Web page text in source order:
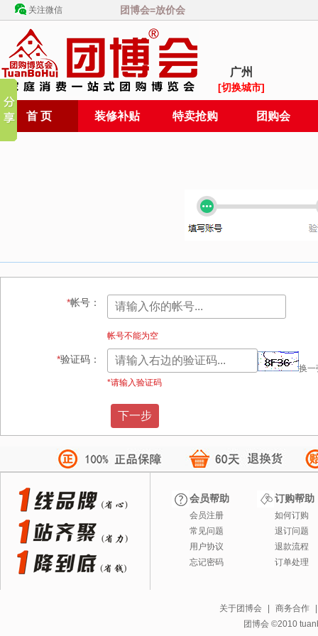
关注微信 团博会=放价会
广州
[切换城市]
首 页 装修补贴 特卖抢购 团购会
*帐号：
*验证码：
帐号不能为空
换一
*请输入验证码
会员帮助
会员注册
常见问题
用户协议
忘记密码
订购帮助
如何订购
退订问题
退款流程
订单处理
关于团博会 商务合作
团博会 ©2010